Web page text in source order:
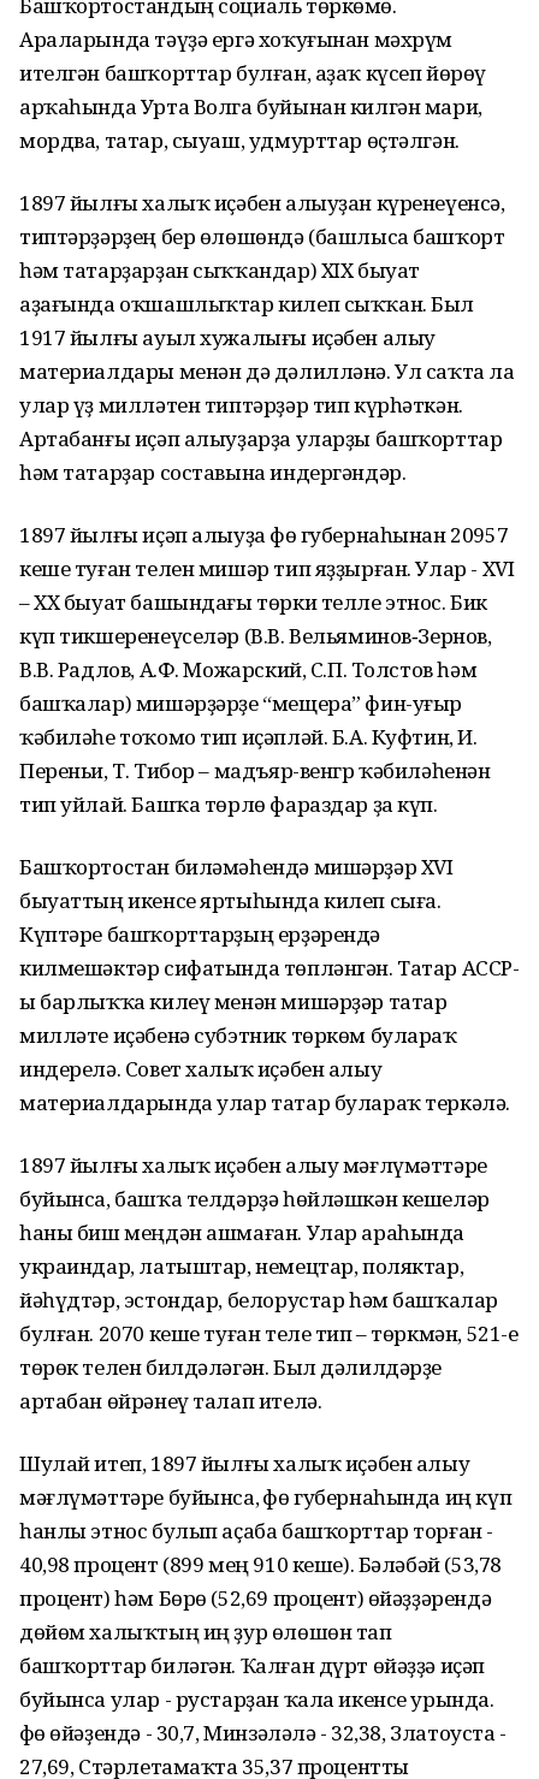
Араларында тәүҙә ергә хоҡуғынан мәхрүм
ителгән башҡорттар булған, аҙаҡ күсеп йөрөү
арҡаһында Урта Волга буйынан килгән мари,
мордва, татар, сыуаш, удмурттар өҫтәлгән.
1897 йылғы халыҡ иҫәбен алыуҙан күренеүенсә,
типтәрҙәрҙең бер өлөшөндә (башлыса башҡорт
һәм татарҙарҙан сыҡҡандар) XIX быуат
аҙағында оҡшашлыҡтар килеп сыҡҡан. Был
1917 йылғы ауыл хужалығы иҫәбен алыу
материалдары менән дә дәлилләнә. Ул саҡта ла
улар үҙ милләтен типтәрҙәр тип күрһәткән.
Артабанғы иҫәп алыуҙарҙа уларҙы башҡорттар
һәм татарҙар составына индергәндәр.
1897 йылғы иҫәп алыуҙа Өфө губернаһынан 20957
кеше туған телен мишәр тип яҙҙырған. Улар - XVI
– XX быуат башындағы төрки телле этнос. Бик
күп тикшеренеүселәр (В.В. Вельяминов‑Зернов,
В.В. Радлов, А.Ф. Можарский, С.П. Толстов һәм
башҡалар) мишәрҙәрҙе “мещера” фин-уғыр
ҡәбиләһе тоҡомо тип иҫәпләй. Б.А. Куфтин, И.
Переньи, Т. Тибор – мадъяр-венгр ҡәбиләһенән
тип уйлай. Башҡа төрлө фараздар ҙа күп.
Башҡортостан биләмәһендә мишәрҙәр XVI
быуаттың икенсе яртыһында килеп сыға.
Күптәре башҡорттарҙың ерҙәрендә
килмешәктәр сифатында төпләнгән. Татар АССР-
ы барлыҡҡа килеү менән мишәрҙәр татар
милләте иҫәбенә субэтник төркөм булараҡ
индерелә. Совет халыҡ иҫәбен алыу
материалдарында улар татар булараҡ теркәлә.
1897 йылғы халыҡ иҫәбен алыу мәғлүмәттәре
буйынса, башҡа телдәрҙә һөйләшкән кешеләр
һаны биш меңдән ашмаған. Улар араһында
украиндар, латыштар, немецтар, поляктар,
йәһүдтәр, эстондар, белорустар һәм башҡалар
булған. 2070 кеше туған теле тип – төркмән, 521-е
төрөк телен билдәләгән. Был дәлилдәрҙе
артабан өйрәнеү талап ителә.
Шулай итеп, 1897 йылғы халыҡ иҫәбен алыу
мәғлүмәттәре буйынса, Өфө губернаһында иң күп
һанлы этнос булып аҫаба башҡорттар торған -
40,98 процент (899 мең 910 кеше). Бәләбәй (53,78
процент) һәм Бөрө (52,69 процент) өйәҙҙәрендә
дөйөм халыҡтың иң ҙур өлөшөн тап
башҡорттар биләгән. Ҡалған дүрт өйәҙҙә иҫәп
буйынса улар - рустарҙан ҡала икенсе урында.
Өфө өйәҙендә - 30,7, Минзәләлә - 32,38, Златоуста -
27,69, Стәрлетамаҡта 35,37 процентты